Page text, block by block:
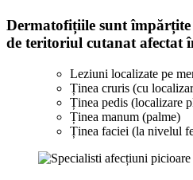
Dermatofițiile sunt
de teritoriul cutanat afectat
Leziuni localizate pe
Ținea cruris (cu
Ținea pedis (localizare
Ținea manum (palme)
Ținea faciei (la nivelul